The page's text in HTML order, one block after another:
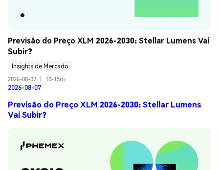
Previsão do Preço XLM 2026-2030: Stellar Lumens Vai
Subir?
Insights de Mercado
2026-08-07
10-15m
2026-08-07
Previsão do Preço XLM 2026-2030: Stellar Lumens
Vai Subir?